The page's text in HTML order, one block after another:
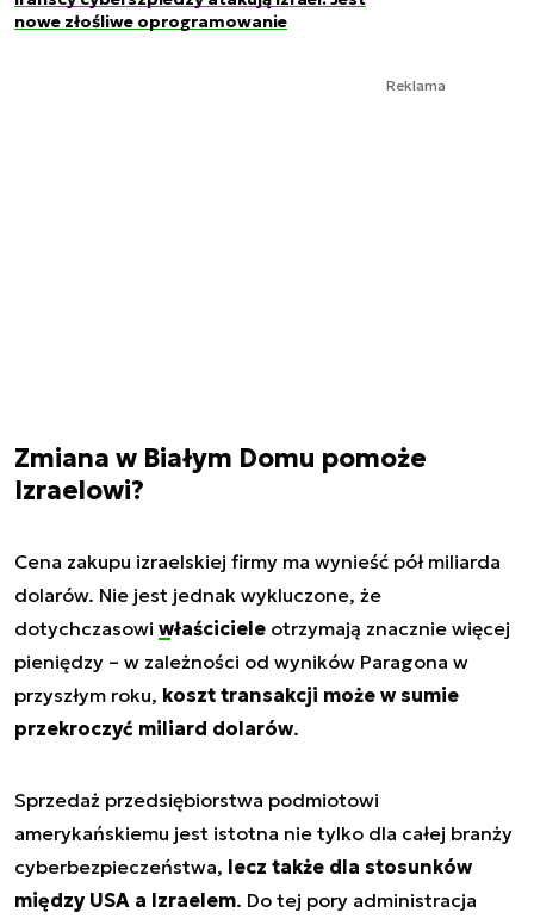
nowe złośliwe oprogramowanie
Reklama
Zmiana w Białym Domu pomoże
Izraelowi?
Cena zakupu izraelskiej firmy ma wynieść pół miliarda
dolarów. Nie jest jednak wykluczone, że
dotychczasowi właściciele otrzymają znacznie więcej
pieniędzy – w zależności od wyników Paragona w
przyszłym roku, koszt transakcji może w sumie
przekroczyć miliard dolarów.
Sprzedaż przedsiębiorstwa podmiotowi
amerykańskiemu jest istotna nie tylko dla całej branży
cyberbezpieczeństwa, lecz także dla stosunków
między USA a Izraelem. Do tej pory administracja